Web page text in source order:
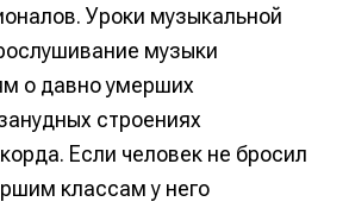
Уроки музыкальной
музыки
о давно умерших
строениях
Если человек не бросил
классам у него